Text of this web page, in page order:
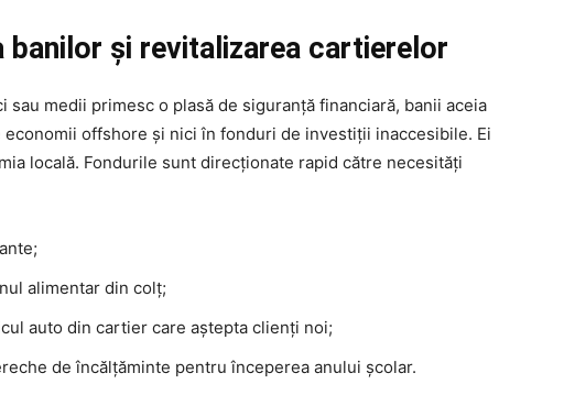
banilor și revitalizarea cartierelor
medii primesc o plasă de siguranță financiară, banii aceia
offshore și nici în fonduri de investiții inaccesibile. Ei
locală. Fondurile sunt direcționate rapid către necesități
alimentar din colț;
auto din cartier care aștepta clienți noi;
de încălțăminte pentru începerea anului școlar.